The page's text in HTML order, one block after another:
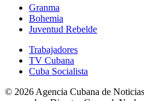
Granma
Bohemia
Juventud Rebelde
Trabajadores
TV Cubana
Cuba Socialista
© 2026 Agencia Cubana de